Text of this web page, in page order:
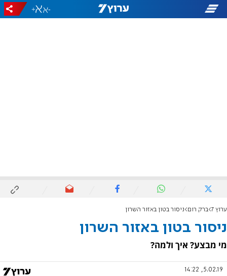
-
+
ערוץ 7 ברק רום ניסור בטון באזור השרון
ניסור בטון באזור השרון
מי מבצע? איך ולמה?
5.02.19, 14:22